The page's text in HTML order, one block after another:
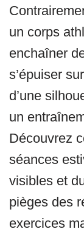
un corps
enchaîner
s’épuiser
d’une
un
Découvrez
séances
visibles et
pièges des
exercices